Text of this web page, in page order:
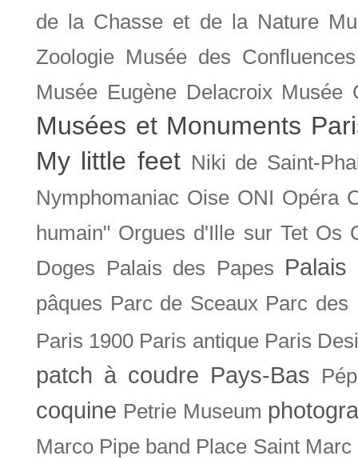
de la Chasse et de la Nature
Zoologie Musée des Confluences
Musée Eugène Delacroix Musée
Musées et Monuments
My little feet Niki de Saint-
Nymphomaniac Oise ONI Opéra
humain" Orgues d'Ille sur Tet Os
Doges
Palais des Papes Palais
pâques Parc de Sceaux Parc des
Paris 1900 Paris antique Paris
patch à coudre Pays-Bas
coquine Petrie Museum
Marco Pipe band Place Saint Marc